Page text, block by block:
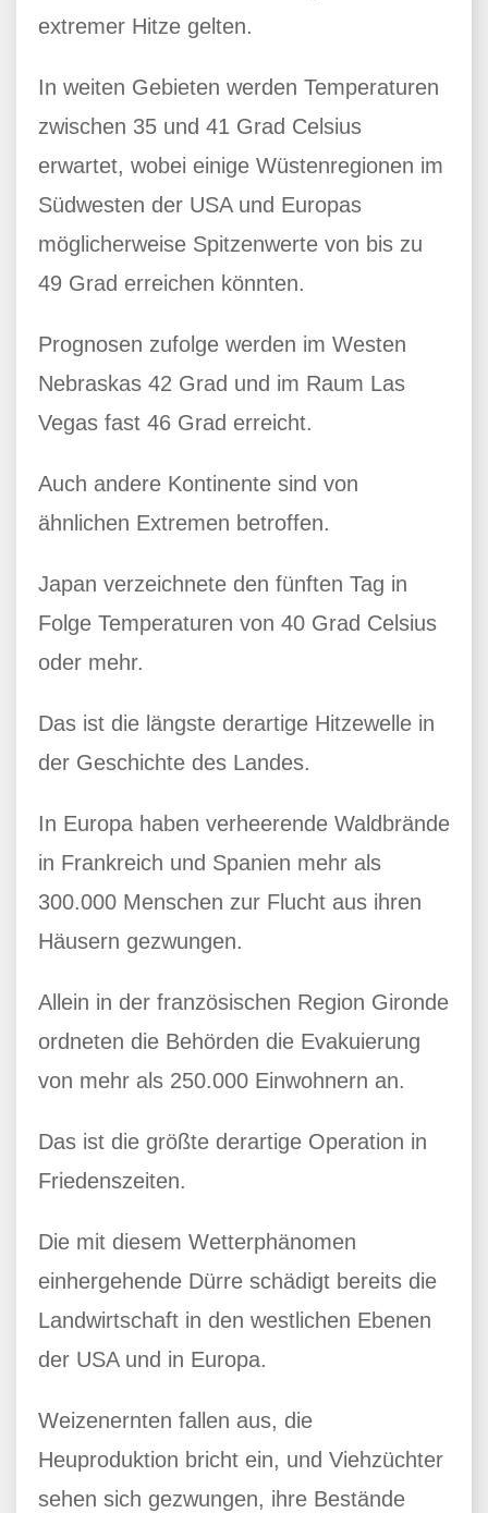
extremer Hitze gelten.
In weiten Gebieten werden Temperaturen
zwischen 35 und 41 Grad Celsius
erwartet, wobei einige Wüstenregionen im
Südwesten der USA und Europas
möglicherweise Spitzenwerte von bis zu
49 Grad erreichen könnten.
Prognosen zufolge werden im Westen
Nebraskas 42 Grad und im Raum Las
Vegas fast 46 Grad erreicht.
Auch andere Kontinente sind von
ähnlichen Extremen betroffen.
Japan verzeichnete den fünften Tag in
Folge Temperaturen von 40 Grad Celsius
oder mehr.
Das ist die längste derartige Hitzewelle in
der Geschichte des Landes.
In Europa haben verheerende Waldbrände
in Frankreich und Spanien mehr als
300.000 Menschen zur Flucht aus ihren
Häusern gezwungen.
Allein in der französischen Region Gironde
ordneten die Behörden die Evakuierung
von mehr als 250.000 Einwohnern an.
Das ist die größte derartige Operation in
Friedenszeiten.
Die mit diesem Wetterphänomen
einhergehende Dürre schädigt bereits die
Landwirtschaft in den westlichen Ebenen
der USA und in Europa.
Weizenernten fallen aus, die
Heuproduktion bricht ein, und Viehzüchter
sehen sich gezwungen, ihre Bestände